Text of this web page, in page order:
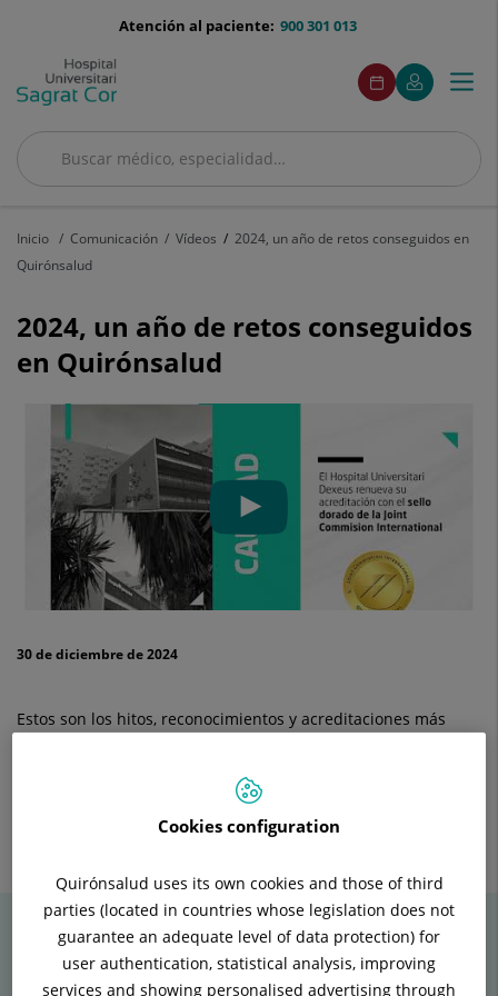
menu-
900 301 013
Atención al paciente:
Buscar
Buscar
menuAcceso
Pedir
cita
Este
enlace
se
en
Mi
Quirónsalud
Este
enlace
se
en
ventana
Menú
Inicio Comunicación Vídeos
2024, un año de retos conseguidos en
Quirónsalud
2024, un año de retos conseguidos
en Quirónsalud
30 de diciembre de 2024
Estos son los hitos, reconocimientos y acreditaciones más
Twitter
Compartir
Facebook
Compartir
Linkedin
Vídeos relacionados
Cookies configuration
Quirónsalud uses its own cookies and those of third
parties (located in countries whose legislation does not
guarantee an adequate level of data protection) for
user authentication, statistical analysis, improving
services and showing personalised advertising through